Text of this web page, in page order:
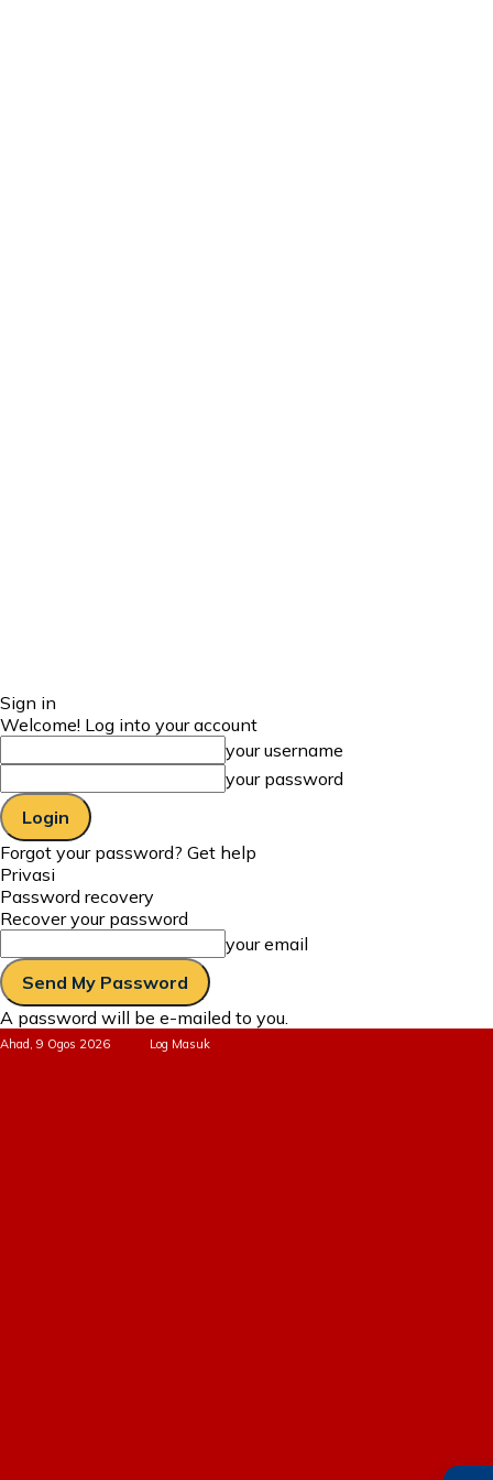
Sign in
Welcome! Log into your account
your username
your password
Forgot your password? Get help
Privasi
Password recovery
Recover your password
your email
A password will be e-mailed to you.
Ahad, 9 Ogos 2026 Log Masuk